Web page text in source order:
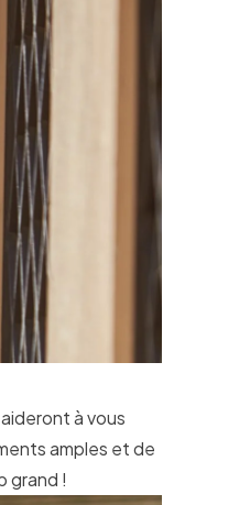
à vous
amples et de
grand !